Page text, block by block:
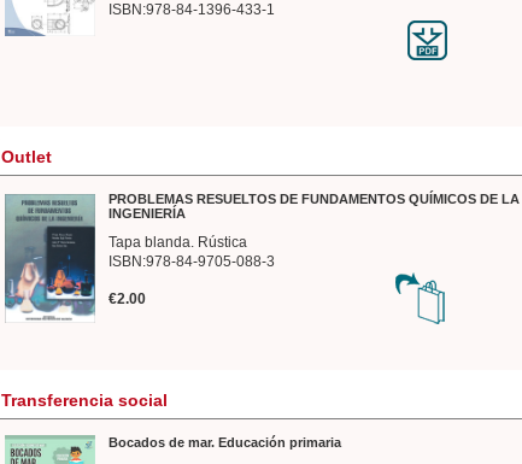
ISBN:978-84-1396-433-1
Outlet
PROBLEMAS RESUELTOS DE FUNDAMENTOS QUÍMICOS DE LA
INGENIERÍA
Tapa blanda. Rústica
ISBN:978-84-9705-088-3
€2.00
Transferencia social
Bocados de mar. Educación primaria